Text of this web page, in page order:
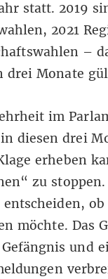
statt. 2019
2021
–
drei Monate
im
diesen drei
erheben
zu
entscheiden,
möchte. Das
und